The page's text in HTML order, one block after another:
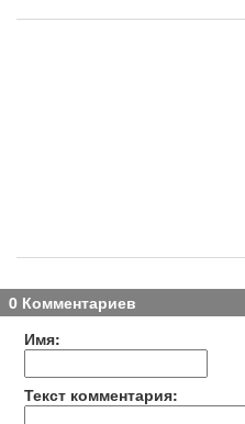
0 Комментариев
Имя:
Текст комментария: